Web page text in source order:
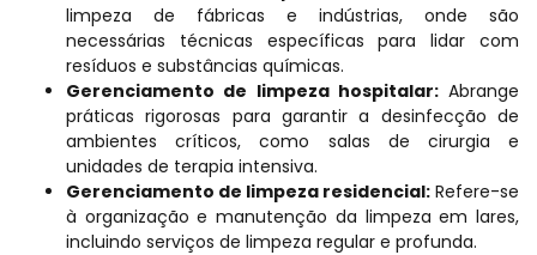
limpeza de fábricas e indústrias, onde são
necessárias técnicas específicas para lidar com
resíduos e substâncias químicas.
Gerenciamento de limpeza hospitalar:Abrange
práticas rigorosas para garantir a desinfecção de
ambientes críticos, como salas de cirurgia e
unidades de terapia intensiva.
Gerenciamento de limpeza residencial: Refere-se
à organização e manutenção da limpeza em lares,
incluindo serviços de limpeza regular e profunda.